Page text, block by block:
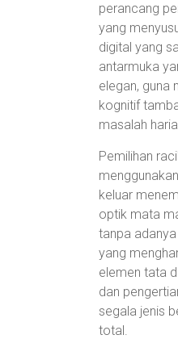
perancang
yang
digital yang
antarmuka
elegan, guna
kognitif
masalah
Pemilihan
keluar
optik mata
tanpa
yang
elemen tata
dan
segala jenis
total.